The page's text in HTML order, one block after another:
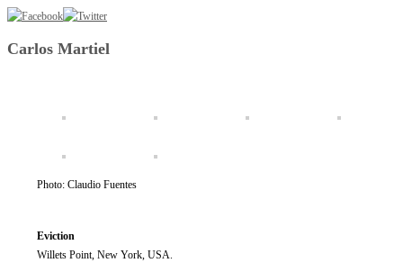
Carlos Martiel
Photo: Claudio Fuentes
Eviction
Willets Point, New York, USA.